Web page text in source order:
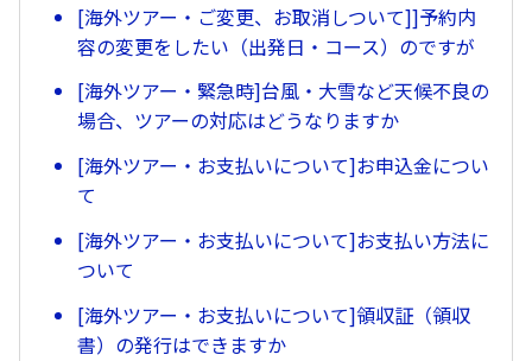
[海外ツアー・ご変更、お取消しついて]]予約内
容の変更をしたい（出発日・コース）のですが
[海外ツアー・緊急時]台風・大雪など天候不良の
場合、ツアーの対応はどうなりますか
[海外ツアー・お支払いについて]お申込金につい
て
[海外ツアー・お支払いについて]お支払い方法に
ついて
[海外ツアー・お支払いについて]領収証（領収
書）の発行はできますか